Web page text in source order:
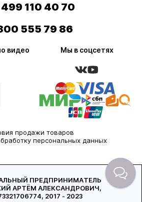
видео Мы в соцсетях
110 40 70
555 79 86
продажи товаров
персональных данных
ПРЕДПРИНИМАТЕЛЬ
АРТЁМ АЛЕКСАНДРОВИЧ,
2017 - 2023